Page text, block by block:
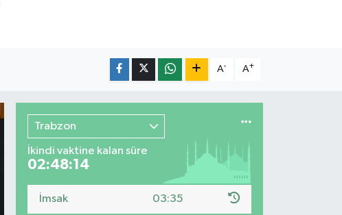
A- A+
Trabzon
İkindi vaktine kalan süre
02:48:13
İmsak 03:35